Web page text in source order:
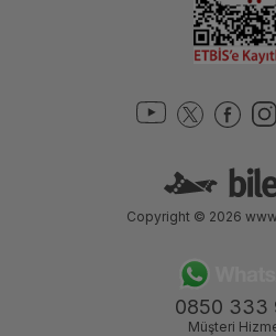
0850 333
Müşteri
Copyright © 2026